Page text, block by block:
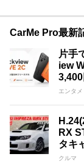
CarMe Pro最新
片手
iew
3,400
エンタメ
RX
タキ
クルマ